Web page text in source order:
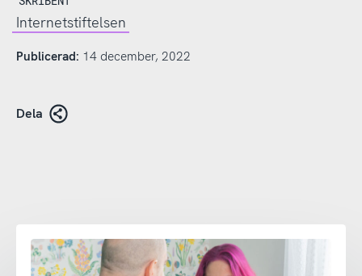
Internetstiftelsen
Publicerad: 14 december, 2022
Dela